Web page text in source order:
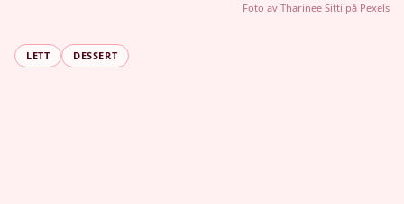
LETT DESSERT
Foto av Tharinee Sitti på Pexels